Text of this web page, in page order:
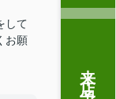
して
お願
来店予約